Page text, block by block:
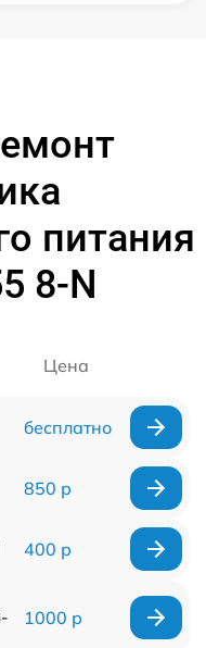
питания
8-N
Цена
бесплатно
850 р
400 р
1000 р